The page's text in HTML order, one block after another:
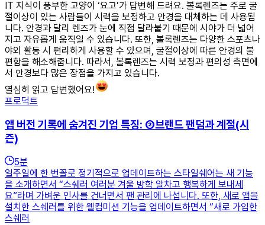
IT 지식이 풍부한 고양이 ‘요고’가 답변해 드려요. 볼록렌즈는 주로 굴
절이상이 있는 사람들이 시력을 보정하고 안경을 대체하는 데 사용됩
니다. 안경과 달리 렌즈가 눈에 직접 달라붙기 때문에 시야가 더 넓어
지고 자유롭게 움직일 수 있습니다. 또한, 볼록렌즈는 다양한 스포츠나
야외 활동 시 편리하게 사용할 수 있으며, 굴절이상에 따른 안경의 불
편함을 해소해줍니다. 따라서, 볼록렌즈는 시력 보정과 편의성 측면에
서 안경보다 많은 장점을 가지고 있습니다.
열심히 읽고 답변했어요!
프로덕트
앱 버전 기록에 숨겨진 기업 특징: ②브랜드 팬덤과 계절(시
즌)
5분
일주일에 한 번꼴로 정기적으로 업데이트하는 스타일쉐어는 새 기능
을 소개하면서 “스쉐러 여러분 겨울 방학 알차고 행복하게 보내세
요”라며 가벼운 인사를 건너면서 팬 관리에 나섭니다. 또한, 새로 앱을
설치한 스쉐러를 위한 웰컴미션 기능을 업데이트하면서 “새로 가입한
스쉐러